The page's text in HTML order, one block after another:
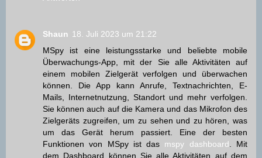
Shaun 18. Juli 2023 um 21:22
MSpy ist eine leistungsstarke und beliebte mobile
Überwachungs-App, mit der Sie alle Aktivitäten auf
einem mobilen Zielgerät verfolgen und überwachen
können. Die App kann Anrufe, Textnachrichten, E-
Mails, Internetnutzung, Standort und mehr verfolgen.
Sie können auch auf die Kamera und das Mikrofon des
Zielgeräts zugreifen, um zu sehen und zu hören, was
um das Gerät herum passiert. Eine der besten
Funktionen von MSpy ist das mspy dashboard. Mit
dem Dashboard können Sie alle Aktivitäten auf dem